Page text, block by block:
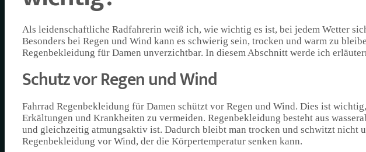
Als leidenschaftliche Radfahrerin weiß ich, wie wichtig es ist, bei jedem Wetter
Besonders bei Regen und Wind kann es schwierig sein, trocken und warm zu
Regenbekleidung für Damen unverzichtbar. In diesem Abschnitt werde ich
Schutz vor Regen und Wind
Fahrrad Regenbekleidung für Damen schützt vor Regen und Wind. Dies ist
Erkältungen und Krankheiten zu vermeiden. Regenbekleidung besteht aus
und gleichzeitig atmungsaktiv ist. Dadurch bleibt man trocken und schwitzt nicht
Regenbekleidung vor Wind, der die Körpertemperatur senken kann.